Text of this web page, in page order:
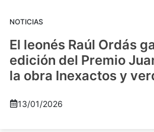
NOTICIAS
El leonés Raúl Ordás
edición del Premio
la obra Inexactos y
13/01/2026